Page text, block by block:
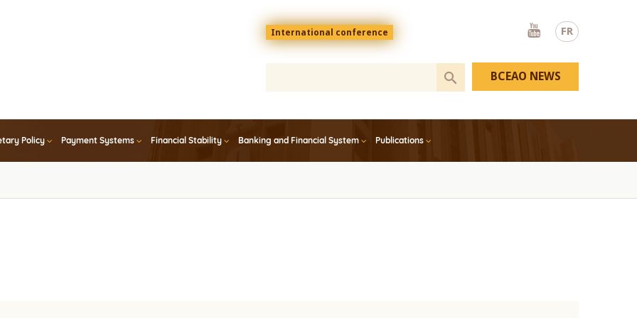
FR
Menu
top
En
International conference
Youtube
Policy Payment Systems Financial Stability Banking and Financial System Publications
BCEAO NEWS